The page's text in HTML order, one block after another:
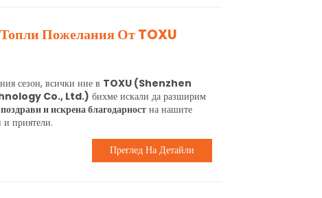
Пожелания От TOXU
сезон, всички ние в TOXU (Shenzhen
Co., Ltd.) бихме искали да разширим
и искрена благодарностна нашите
и приятели.
Преглед На Детайли